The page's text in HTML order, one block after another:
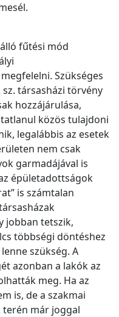
fűtési mód
Szükséges
sz. társasházi törvény
hozzájárulása,
közös tulajdoni
legalábbis az esetek
nem csak
garmadájával is
épületadottságok
is számtalan
jobban tetszik,
többségi döntéshez
szükség. A
azonban a lakók az
meg. Ha az
is, de a szakmai
már joggal